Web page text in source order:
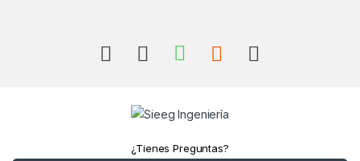
¿Tienes Preguntas?